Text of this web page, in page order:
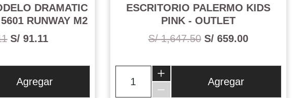
DRAMATIC
RUNWAY M2
S/ 91.11
Agregar
ESCRITORIO PALERMO KIDS
PINK - OUTLET
S/ 1,647.50 S/ 659.00
Agregar